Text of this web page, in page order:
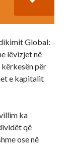
Global:
lëvizjet në
për
e kapitalit
ka
që
ose në